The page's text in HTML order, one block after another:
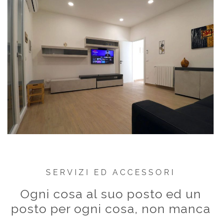
SERVIZI ED ACCESSORI
Ogni cosa al suo posto ed un
posto per ogni cosa, non manca